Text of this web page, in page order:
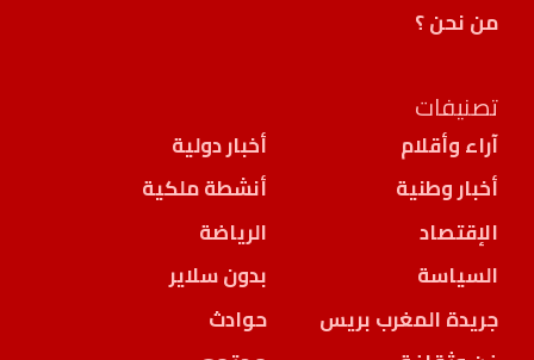
من نحن ؟
تصنيفات
آراء وأقلام
أخبار دولية
أخبار وطنية
أنشطة ملكية
الإقتصاد
الرياضة
السياسة
بدون سلاير
جريدة المغرب بريس
حوادث